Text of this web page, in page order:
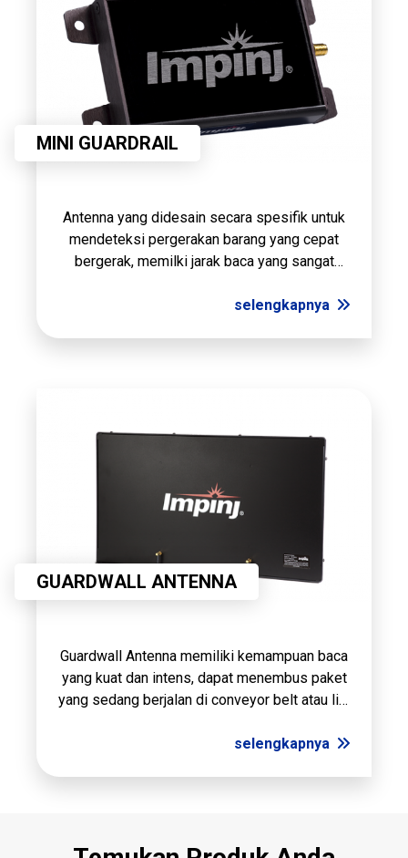
MINI GUARDRAIL
Antenna yang didesain secara spesifik untuk
mendeteksi pergerakan barang yang cepat
bergerak, memilki jarak baca yang sangat
selengkapnya
GUARDWALL ANTENNA
Guardwall Antenna memiliki kemampuan baca
yang kuat dan intens, dapat menembus paket
yang sedang berjalan di conveyor belt atau lini
dan pembacaan Jarak Jauh hingga 3m.
selengkapnya